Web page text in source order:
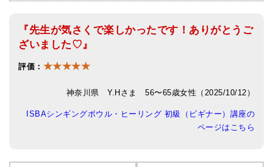
オンライン相談&購入
シンギングボウル講座
倍音呼吸法レッスン
オンラインショップ
商品一覧
『先生が気さくで楽しかったです！ありがとうご
ざいました♡』
評価： ★★★★★
神奈川県 Y.Hさま 56〜65歳女性（2025/10/12）
ISBAシンギングボウル・ヒーリング 初級（ビギナー）講座の
ページはこちら